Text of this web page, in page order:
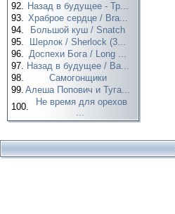
92. Назад в будущее - Тр...
93. Храброе сердце / Bra...
94.
Большой куш / Snatch
95.
Шерлок / Sherlock (3...
96. Доспехи Бога / Long ...
97. Назад в будущее / Ba...
98.
Самогонщики
99. Алеша Попович и Туга...
100.
Не время для орехов
...